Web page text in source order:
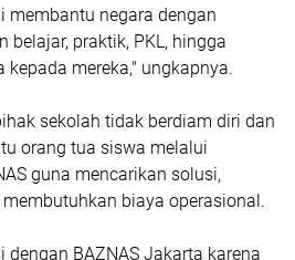
membantu negara dengan
belajar, praktik, PKL, hingga
mereka," ungkapnya.
sekolah tidak berdiam diri dan
orang tua siswa melalui
guna mencarikan solusi,
biaya operasional.
dengan BAZNAS Jakarta karena